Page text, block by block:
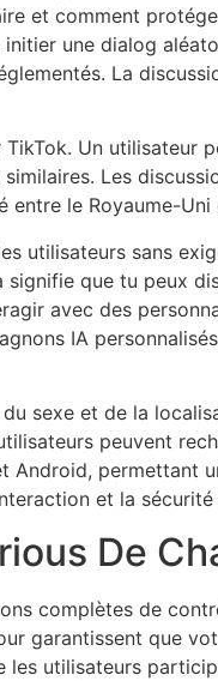
et comment
initier une dialog
La
Un utilisateur
Les
le Royaume-
utilisateurs sans
que tu peux
avec des
IA
sexe et de la
peuvent
permettant
et la
De
complètes de
garantissent que
utilisateurs